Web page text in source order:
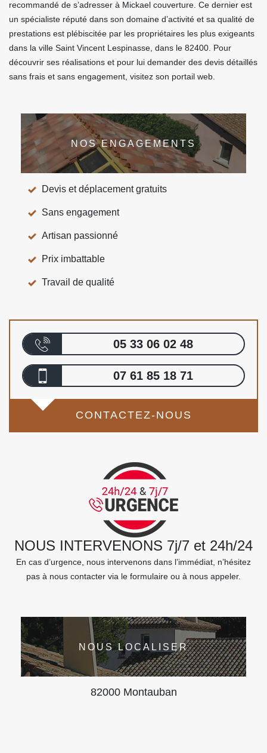
recommandé de s’adresser à Mickael couverture. Ce dernier est
un spécialiste réputé dans son domaine d’activité et sa qualité de
prestations est plébiscitée par les propriétaires les plus exigeants
dans la ville Saint Vincent Lespinasse, dans le 82400. Pour
découvrir ses réalisations et pour lui demander des devis détaillés
sans frais et sans engagement, visitez son portail web.
NOS ENGAGEMENTS
Devis et déplacement gratuits
Sans engagement
Artisan passionné
Prix imbattable
Travail de qualité
05 33 06 02 48
07 61 85 18 71
CONTACTEZ-NOUS
NOUS INTERVENONS 7j/7 et 24h/24
En cas d’urgence, nous intervenons dans l’immédiat, n’hésitez
pas à nous contacter via le formulaire ou à nous appeler.
NOUS LOCALISER
82000 Montauban